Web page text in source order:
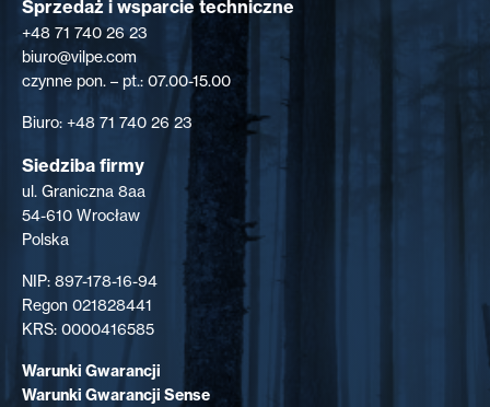
Sprzedaż i wsparcie techniczne
+48 71 740 26 23
biuro@vilpe.com
czynne pon. – pt.: 07.00-15.00
Biuro: +48 71 740 26 23
Siedziba firmy
ul. Graniczna 8aa
54-610 Wrocław
Polska
NIP: 897-178-16-94
Regon 021828441
KRS: 0000416585
Warunki Gwarancji
Warunki Gwarancji Sense